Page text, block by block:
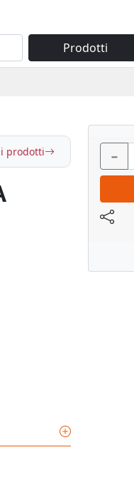
Prodotti
prodotti −